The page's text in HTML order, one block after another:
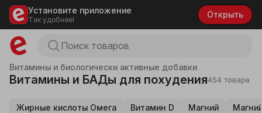
Установите приложение
Так удобнее!
Открыть
Витамины и биологически активные добавки
Витамины и БАДы для похудения454 товара
Жирные кислоты Омега Витамин D Магний